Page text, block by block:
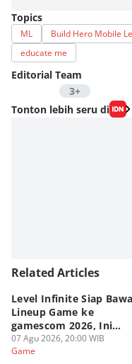
Topics
ML Build Hero Mobile
educate me
Editorial Team
3+
Editor
Nadia Agatha
Diaz Atsila
Tonton lebih seru di
Related Articles
Level Infinite Siap Bawa
Lineup Game ke
gamescom 2026, Ini
Judulnya!
07 Agu 2026, 20:00 WIB
Game